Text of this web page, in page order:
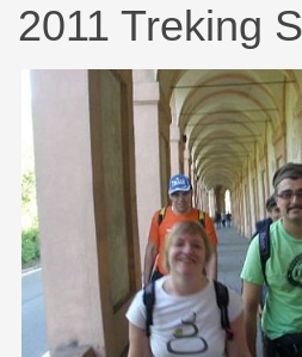
2011 Treking